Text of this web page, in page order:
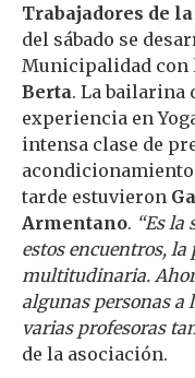
Trabajadores de
del sábado se
Municipalidad con
Berta. La bailarina
experiencia en
intensa clase de
tarde estuvieron
Armentano. “Es la
estos encuentros,
multitudinaria.
algunas personas a
varias profesoras
de la asociación.